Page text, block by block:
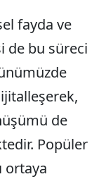
fayda ve
de bu süreci
de
Popüler
ortaya